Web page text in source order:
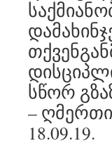
სწორ
–
18.09.19.